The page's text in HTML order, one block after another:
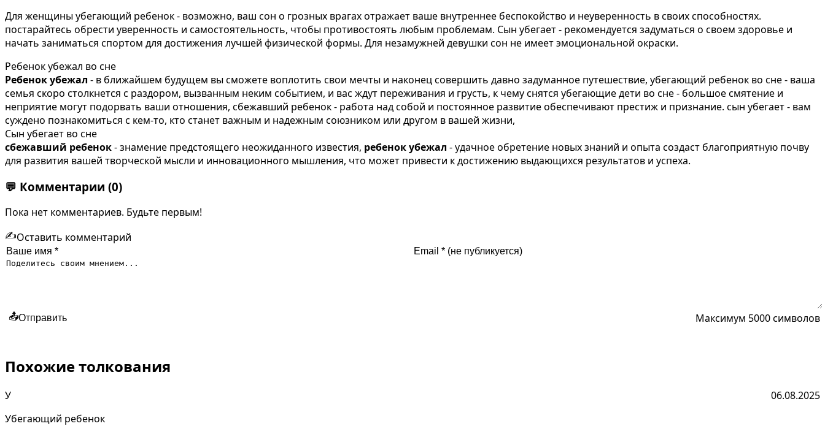
Для женщины убегающий ребенок - возможно, ваш сон о грозных врагах отражает ваше внутреннее беспокойство и неуверенность в своих способностях.
постарайтесь обрести уверенность и самостоятельность, чтобы противостоять любым проблемам. Сын убегает - рекомендуется задуматься о своем здоровье и
начать заниматься спортом для достижения лучшей физической формы. Для незамужней девушки сон не имеет эмоциональной окраски.
Ребенок убежал во сне
Ребенок убежал - в ближайшем будущем вы сможете воплотить свои мечты и наконец совершить давно задуманное путешествие, убегающий ребенок во сне - ваша
семья скоро столкнется с раздором, вызванным неким событием, и вас ждут переживания и грусть, к чему снятся убегающие дети во сне - большое смятение и
неприятие могут подорвать ваши отношения, сбежавший ребенок - работа над собой и постоянное развитие обеспечивают престиж и признание. сын убегает - вам
суждено познакомиться с кем-то, кто станет важным и надежным союзником или другом в вашей жизни,
Сын убегает во сне
сбежавший ребенок- знамение предстоящего неожиданного известия, ребенок убежал - удачное обретение новых знаний и опыта создаст благоприятную почву
для развития вашей творческой мысли и инновационного мышления, что может привести к достижению выдающихся результатов и успеха.
💬 Комментарии (0)
Пока нет комментариев. Будьте первым!
✍️Оставить комментарий
📤Отправить Максимум 5000 символов
Похожие толкования
У
06.08.2025
Убегающий ребенок